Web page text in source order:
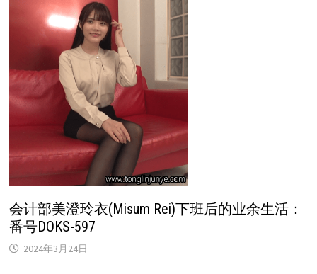
会计部美澄玲衣(Misum Rei)下班后的业余生活：
番号DOKS-597
2024年3月24日